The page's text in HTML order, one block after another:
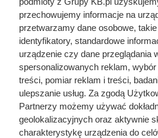
Córki Młynarskiego
w strachu”
Uwięził żonę i dzieci, porywał
Co się działo w zamku
Ta wojna po raz pierwszy
imperialnej Rosji. Mało kto o
przechowujemy informacje na
przetwarzamy dane osobowe,
identyfikatory, standardowe
urządzenie czy dane przeglądania
spersonalizowanych reklam,
treści, pomiar reklam i treści,
ulepszanie usług. Za zgodą
Partnerzy możemy używać
geolokalizacyjnych oraz aktywnie
charakterystykę urządzenia do